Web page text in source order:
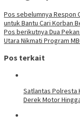
Pos sebelumnya Respon
untuk Bantu Cari Korban
Pos berikutnya Dua
Utara Nikmati Program
Pos terkait
Satlantas Polresta
Derek Motor